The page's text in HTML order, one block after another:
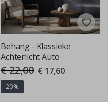
Behang - Klassieke
Achterlicht Auto
€ 22,00 Special
Price
€ 17,60
20%